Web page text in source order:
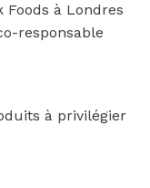
Foods à Londres
responsable
à privilégier